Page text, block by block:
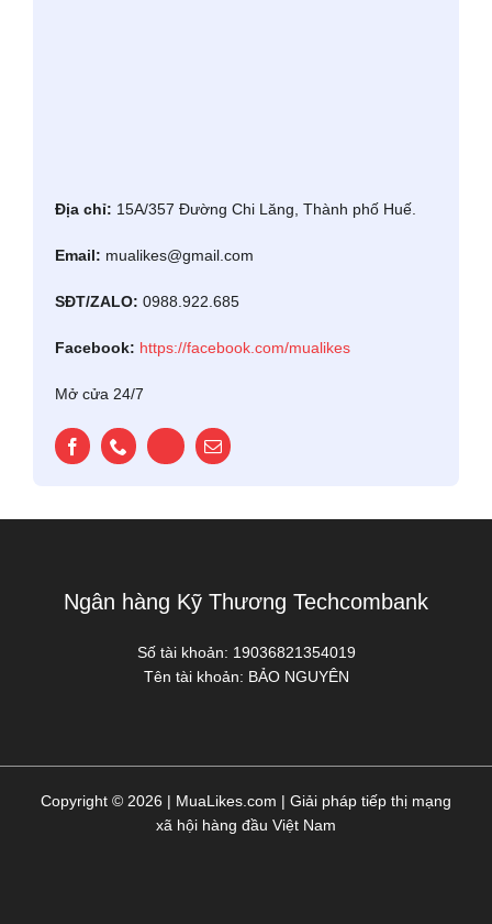
Địa chỉ: 15A/357 Đường Chi Lăng, Thành phố Huế.
Email: mualikes@gmail.com
SĐT/ZALO: 0988.922.685
Facebook: https://facebook.com/mualikes
Mở cửa 24/7
Ngân hàng Kỹ Thương Techcombank
Số tài khoản: 19036821354019
Tên tài khoản: BẢO NGUYÊN
Copyright © 2026 | MuaLikes.com | Giải pháp tiếp thị mạng
xã hội hàng đầu Việt Nam